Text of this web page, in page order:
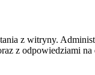
z witryny.
z odpowiedziami